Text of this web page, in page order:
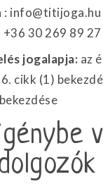
: info@titijoga.hu
30 269 89 27
jogalapja: az
cikk (1)